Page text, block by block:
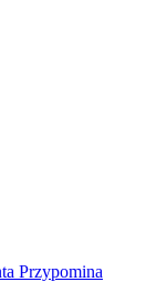
Przypomina